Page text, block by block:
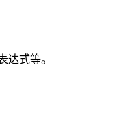
式等。